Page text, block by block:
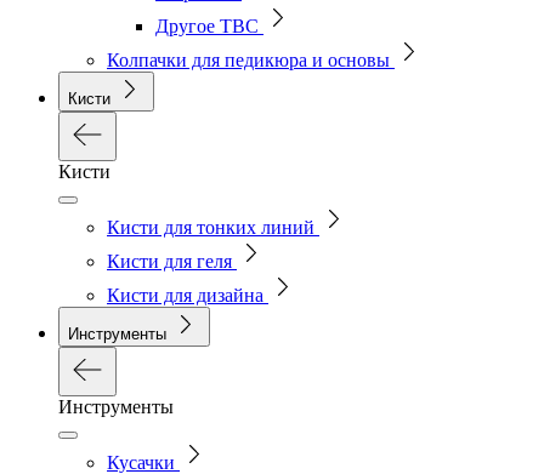
Другое ТВС
Колпачки для педикюра и основы
Кисти
Кисти
Кисти для тонких линий
Кисти для геля
Кисти для дизайна
Инструменты
Инструменты
Кусачки